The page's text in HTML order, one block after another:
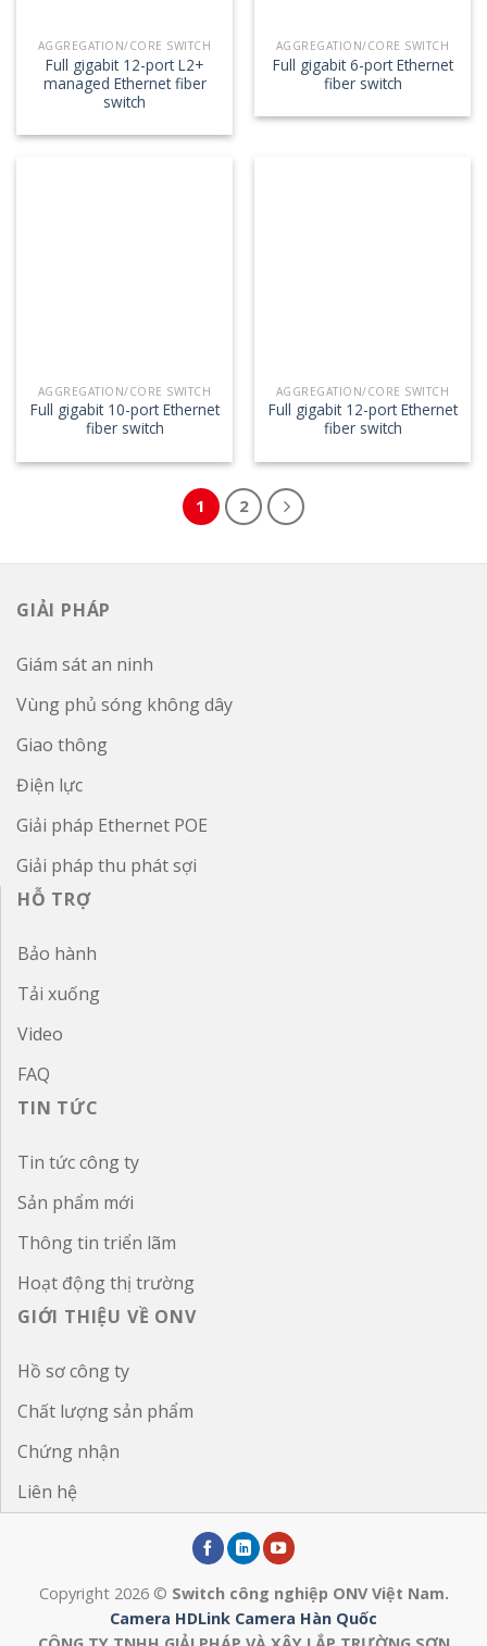
AGGREGATION/CORE SWITCH
Full gigabit 12-port L2+
managed Ethernet fiber
switch
AGGREGATION/CORE SWITCH
Full gigabit 6-port Ethernet
fiber switch
AGGREGATION/CORE SWITCH
Full gigabit 10-port Ethernet
fiber switch
AGGREGATION/CORE SWITCH
Full gigabit 12-port Ethernet
fiber switch
1 2
GIẢI PHÁP
Giám sát an ninh
Vùng phủ sóng không dây
Giao thông
Điện lực
Giải pháp Ethernet POE
Giải pháp thu phát sợi
HỖ TRỢ
Bảo hành
Tải xuống
Video
FAQ
TIN TỨC
Tin tức công ty
Sản phẩm mới
Thông tin triển lãm
Hoạt động thị trường
GIỚI THIỆU VỀ ONV
Hồ sơ công ty
Chất lượng sản phẩm
Chứng nhận
Liên hệ
Copyright 2026 © Switch công nghiệp ONV Việt Nam.
Camera HDLink Camera Hàn Quốc